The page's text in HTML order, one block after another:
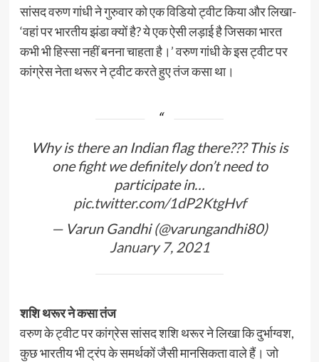
सांसद वरुण गांधी ने गुरुवार को एक विडियो ट्वीट किया और लिखा-
‘वहां पर भारतीय झंडा क्यों है? ये एक ऐसी लड़ाई है जिसका भारत
कभी भी हिस्सा नहीं बनना चाहता है।’ वरुण गांधी के इस ट्वीट पर
कांग्रेस नेता थरूर ने ट्वीट करते हुए तंज कसा था।
Why is there an Indian flag there??? This is
one fight we definitely don’t need to
participate in…
pic.twitter.com/1dP2KtgHvf
— Varun Gandhi (@varungandhi80)
January 7, 2021
शशि थरूर ने कसा तंज
वरुण के ट्वीट पर कांग्रेस सांसद शशि थरूर ने लिखा कि दुर्भाग्वश,
कुछ भारतीय भी ट्रंप के समर्थकों जैसी मानसिकता वाले हैं। जो